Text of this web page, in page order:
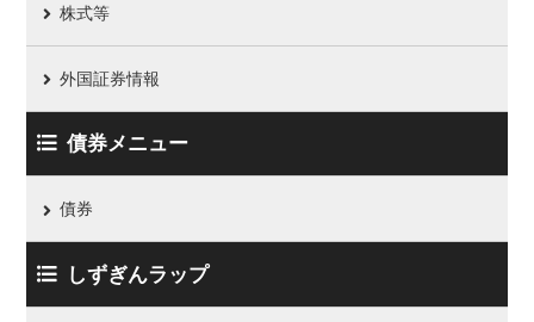
株式等
外国証券情報
債券メニュー
債券
しずぎんラップ